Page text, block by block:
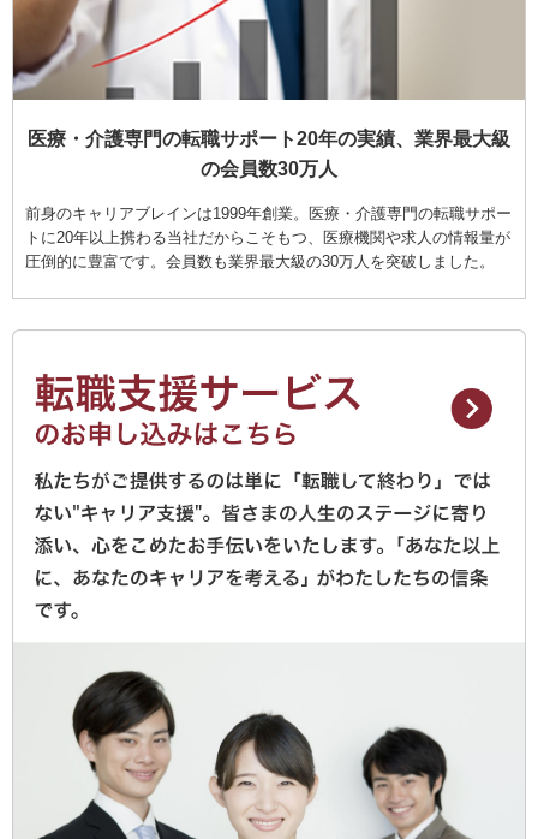
医療・介護専門の転職サポート20年の実績、業界最大級
の会員数30万人
前身のキャリアブレインは1999年創業。医療・介護専門の転職サポー
トに20年以上携わる当社だからこそもつ、医療機関や求人の情報量が
圧倒的に豊富です。会員数も業界最大級の30万人を突破しました。